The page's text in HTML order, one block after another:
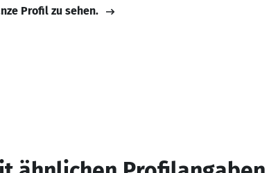
Profil zu sehen.